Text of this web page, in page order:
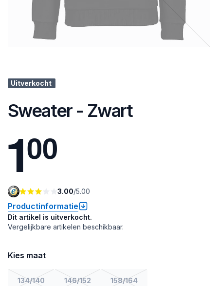
Uitverkocht
Sweater - Zwart
100
3.00/5.00
Productinformatie
Dit artikel is uitverkocht.
Vergelijkbare artikelen beschikbaar.
Kies maat
134/140 146/152 158/164